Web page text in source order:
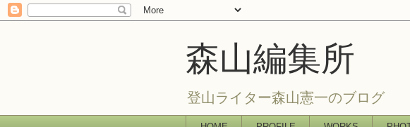
森山編集所
登山ライター森山憲一のブログ